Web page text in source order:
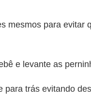
mesmos para evitar
e levante as
para trás evitando